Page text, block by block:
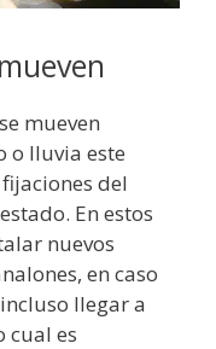
mueven
o lluvia este
del
En estos
nuevos
en caso
llegar a
cual es